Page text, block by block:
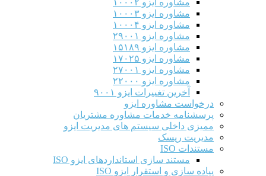
مشاوره ایزو ۱۰۰۰۳
مشاوره ایزو ۱۰۰۰۴
مشاوره ایزو ۲۹۰۰۱
مشاوره ایزو ۱۵۱۸۹
مشاوره ایزو ۱۷۰۲۵
مشاوره ایزو ۲۷۰۰۱
مشاوره ایزو ۲۲۰۰۰
آخرین تغییرات ایزو ۹۰۰۱
درخواست مشاوره ایزو
پرسشنامه خدمات مشاوره مشتریان
ممیزی داخلی سیستم های مدیریت ایزو
مدیریت ریسک
مستندات ISO
مستند سازی استانداردهای ایزو ISO
پیاده سازی و استقرار ایزو ISO